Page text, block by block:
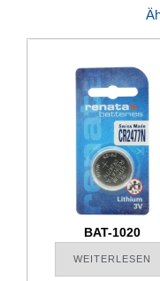
BAT-1020
WEITERLESEN